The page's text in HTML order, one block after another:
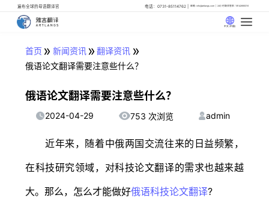
遍布全球的母语翻译官 电话：0731-85114762 邮箱: info@artlangs.com 24小时翻译管家: 18142666316
中文 (中国)
首页 » 新闻资讯» 翻译资讯 »
俄语论文翻译需要注意些什么？
俄语论文翻译需要注意些什么？
2024-04-29 753 次浏览 admin
近年来，随着中俄两国交流往来的日益频繁，
在科技研究领域，对科技论文翻译的需求也越来越
大。那么，怎么才能做好俄语科技论文翻译?